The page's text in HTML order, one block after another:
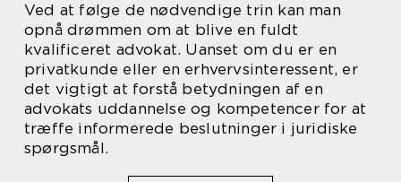
Ved at følge de nødvendige trin kan man
opnå drømmen om at blive en fuldt
kvalificeret advokat. Uanset om du er en
privatkunde eller en erhvervsinteressent, er
det vigtigt at forstå betydningen af en
advokats uddannelse og kompetencer for at
træffe informerede beslutninger i juridiske
spørgsmål.